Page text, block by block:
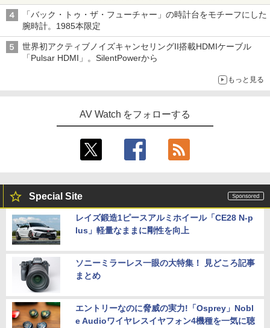
「バック・トゥ・ザ・フューチャー」の時計台をモチーフにした
腕時計。1985本限定
世界初アクティブノイズキャンセリングII搭載HDMIケーブル
「Pulsar HDMI」。SilentPowerから
もっと見る
AV Watch をフォローする
Special Site
レイズ鍛造1ピースアルミホイール「CE28 N-p
lus」軽量なままに剛性を向上
ソニーミラーレス一眼の大特集！ 見どころ記事
まとめ
エントリーなのに脅威の実力!「Osprey」Nobl
e Audioワイヤレスイヤフォン4機種を一気に聴